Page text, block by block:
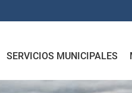
SERVICIOS MUNICIPALES